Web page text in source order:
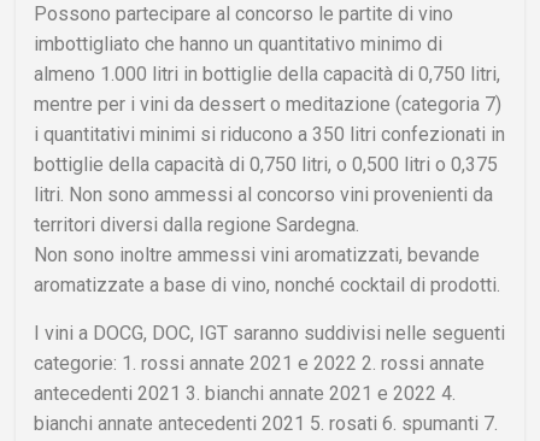
Possono partecipare al concorso le partite di vino
imbottigliato che hanno un quantitativo minimo di
almeno 1.000 litri in bottiglie della capacità di 0,750 litri,
mentre per i vini da dessert o meditazione (categoria 7)
i quantitativi minimi si riducono a 350 litri confezionati in
bottiglie della capacità di 0,750 litri, o 0,500 litri o 0,375
litri. Non sono ammessi al concorso vini provenienti da
territori diversi dalla regione Sardegna.
Non sono inoltre ammessi vini aromatizzati, bevande
aromatizzate a base di vino, nonché cocktail di prodotti.
I vini a DOCG, DOC, IGT saranno suddivisi nelle seguenti
categorie: 1. rossi annate 2021 e 2022 2. rossi annate
antecedenti 2021 3. bianchi annate 2021 e 2022 4.
bianchi annate antecedenti 2021 5. rosati 6. spumanti 7.